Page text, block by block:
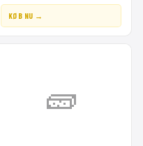
KØB NU →
🧱